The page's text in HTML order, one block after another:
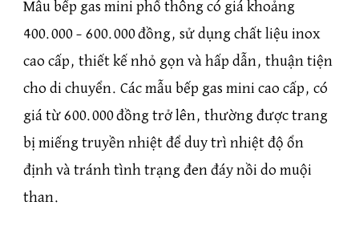
Mẫu bếp gas mini phổ thông có giá khoảng
400.000 – 600.000 đồng, sử dụng chất liệu inox
cao cấp, thiết kế nhỏ gọn và hấp dẫn, thuận tiện
cho di chuyển. Các mẫu bếp gas mini cao cấp, có
giá từ 600.000 đồng trở lên, thường được trang
bị miếng truyền nhiệt để duy trì nhiệt độ ổn
định và tránh tình trạng đen đáy nồi do muội
than.